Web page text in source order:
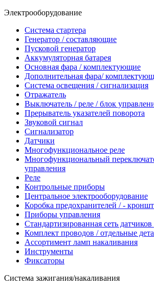
Электрооборудование
Система стартера
Генератор / составляющие
Пусковой генератор
Аккумуляторная батарея
Основная фара / комплектующие
Дополнительная фара/
Система освещения / сигнализация
Отражатель
Выключатель / реле / блок
Прерыватель указателей поворота
Звуковой сигнал
Сигнализатор
Датчики
Многофункциональное реле
Многофункциональный
управления
Реле
Контрольные приборы
Центральное электрооборудование
Коробка предохранителей / -
Приборы управления
Стандартизированная сеть
Комплект проводов / отдельные
Ассортимент ламп накаливания
Инструменты
Фиксаторы
Система зажигания/накаливания